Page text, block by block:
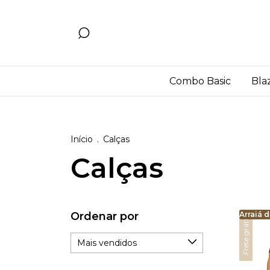
Combo Basic
Início . Calças
Calças
Ordenar por Arraiá
Arraiá
Frete grátis